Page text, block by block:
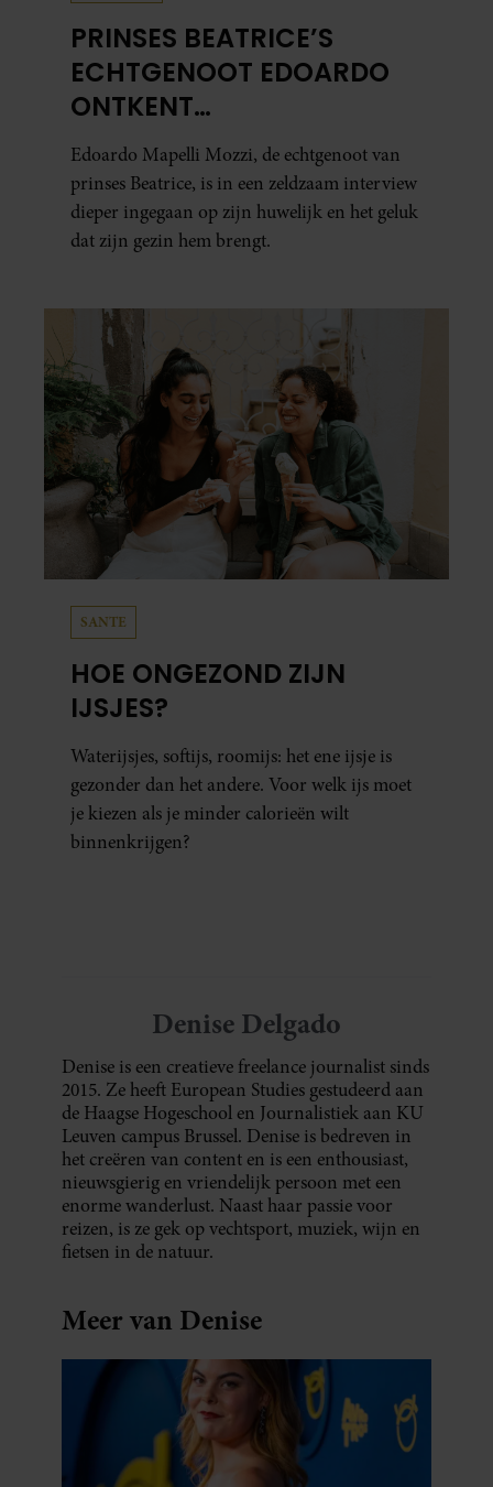
PRINSES BEATRICE’S
ECHTGENOOT EDOARDO
ONTKENT
HUWELIJKSPROBLEMEN
Edoardo Mapelli Mozzi, de echtgenoot van
prinses Beatrice, is in een zeldzaam interview
dieper ingegaan op zijn huwelijk en het geluk
dat zijn gezin hem brengt.
SANTE
HOE ONGEZOND ZIJN
IJSJES?
Waterijsjes, softijs, roomijs: het ene ijsje is
gezonder dan het andere. Voor welk ijs moet
je kiezen als je minder calorieën wilt
binnenkrijgen?
Denise Delgado
Denise is een creatieve freelance journalist sinds
2015. Ze heeft European Studies gestudeerd aan
de Haagse Hogeschool en Journalistiek aan KU
Leuven campus Brussel. Denise is bedreven in
het creëren van content en is een enthousiast,
nieuwsgierig en vriendelijk persoon met een
enorme wanderlust. Naast haar passie voor
reizen, is ze gek op vechtsport, muziek, wijn en
fietsen in de natuur.
Meer van Denise